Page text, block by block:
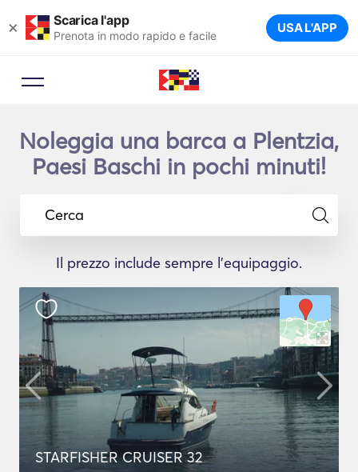
× Scarica l'app
Prenota in modo rapido e facile USA L'APP
Noleggia una barca a Plentzia,
Paesi Baschi in pochi minuti!
Cerca
Il prezzo include sempre l'equipaggio.
STARFISHER CRUISER 32